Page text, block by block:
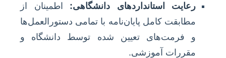
رعایت استانداردهای دانشگاهی: اطمینان از
مطابقت کامل پایان‌نامه با تمامی دستورالعمل‌ها
و فرمت‌های تعیین شده توسط دانشگاه و
مقررات آموزشی.